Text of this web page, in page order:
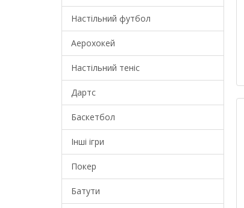
Настільний футбол
Аерохокей
Настільний теніс
Дартс
Баскетбол
Інші ігри
Покер
Батути